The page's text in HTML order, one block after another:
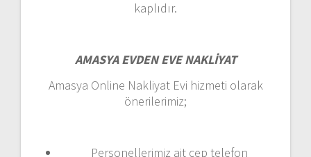
kaplıdır.
AMASYA EVDEN EVE NAKLİYAT
Amasya Online Nakliyat Evi hizmeti olarak
önerilerimiz;
Personellerimiz ait cep telefon